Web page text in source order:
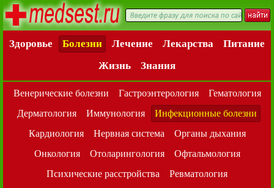
Здоровье Болезни Лечение Лекарства
Питание
Жизнь
Знания
Венерические болезни Гастроэнтерология
Гематология
Дерматология
Иммунология
Инфекционные болезни
Кардиология
Нервная система
Органы дыхания
Онкология
Отоларингология
Офтальмология
Психические расстройства
Ревматология